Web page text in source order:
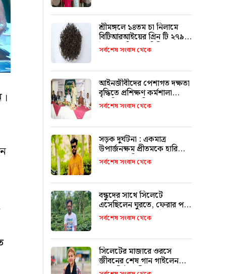
শ্রীমঙ্গলে ১৪তম চা নিলামে
বিটিআরআইয়ের গ্রিন টি ২৭৯০
টাকা কেজি দরে বিক্রি
সর্বশেষ সংবাদ থেকে
আইনজীবীদের পেশাগত দক্ষতা
বৃদ্ধিতে প্রশিক্ষণ কর্মশালা
অপরিহার্য: এমপি এমরান
আহমদ চৌধুরী
সর্বশেষ সংবাদ থেকে
সড়ক দুর্ঘটনা : একমাত্র
উপার্জনক্ষম প্রীতমকে হারিয়ে
বাকরুদ্ধ পরিবার
সর্বশেষ সংবাদ থেকে
বন্ধুদের সাথে সিলেটে
এসেছিলেন ঘুরতে, ফেরার পথে
দুর্ঘটনায় মারা যান সাইফুল
সর্বশেষ সংবাদ থেকে
সিলেটের মাজারে ওরসে
জীবনের শেষ গান গাইলেন
পেহেলি ভৈরবী